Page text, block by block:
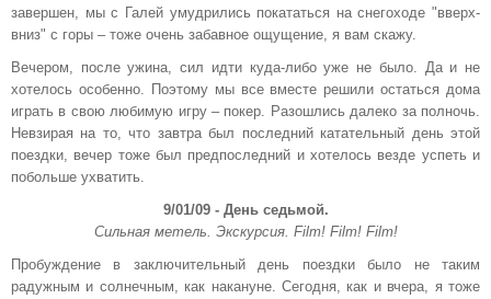
завершен, мы с Галей умудрились покататься на снегоходе "вверх-
вниз" с горы – тоже очень забавное ощущение, я вам скажу.
Вечером, после ужина, сил идти куда-либо уже не было. Да и не
хотелось особенно. Поэтому мы все вместе решили остаться дома
играть в свою любимую игру – покер. Разошлись далеко за полночь.
Невзирая на то, что завтра был последний катательный день этой
поездки, вечер тоже был предпоследний и хотелось везде успеть и
побольше ухватить.
9/01/09 - День седьмой.
Сильная метель. Экскурсия. Film! Film! Film!
Пробуждение в заключительный день поездки было не таким
радужным и солнечным, как накануне. Сегодня, как и вчера, я тоже